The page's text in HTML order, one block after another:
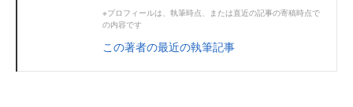
※プロフィールは、執筆時点、または直近の記事の寄稿時点で
の内容です
この著者の最近の執筆記事